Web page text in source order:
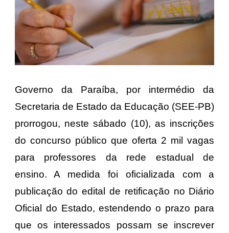
Governo da Paraíba, por intermédio da
Secretaria de Estado da Educação (SEE-PB)
prorrogou, neste sábado (10), as inscrições
do concurso público que oferta 2 mil vagas
para professores da rede estadual de
ensino. A medida foi oficializada com a
publicação do edital de retificação no Diário
Oficial do Estado, estendendo o prazo para
que os interessados possam se inscrever